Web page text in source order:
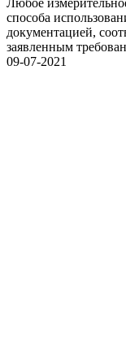
способа
документацией,
заявленным
09-07-2021